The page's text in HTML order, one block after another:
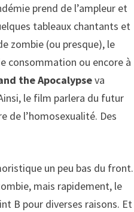
prend de l’ampleur et
tableaux chantants et
zombie (ou presque), le
consommation ou encore à
the Apocalypseva
le film parlera du futur
de l’homosexualité. Des
un peu bas du front.
mais rapidement, le
B pour diverses raisons. Et